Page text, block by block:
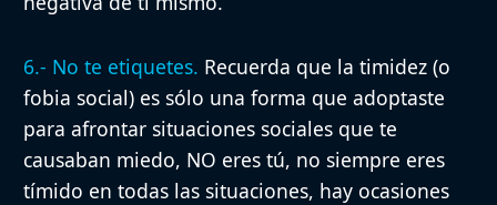
6.- No te etiquetes. Recuerda que la timidez (o
fobia social) es sólo una forma que adoptaste
para afrontar situaciones sociales que te
causaban miedo, NO eres tú, no siempre eres
tímido en todas las situaciones, hay ocasiones